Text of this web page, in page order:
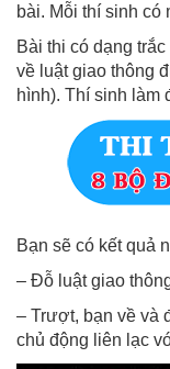
bài. Mỗi thí sinh có
Bài thi có dạng
về luật giao thông
hình). Thí sinh làm
Bạn sẽ có kết quả
– Đỗ luật giao
– Trượt, bạn về và
chủ động liên lạc